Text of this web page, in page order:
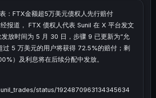
表：FTX金额超5万美元债权人先行赔付
报道， FTX 债权人代表 Sunil 在 X 平台发文
放时间为 5 月 30 日，步骤 9 已更新为“允
过 5 万美元的用户将获得 72.5%的赔付；剩
）及利息将在后续分配中发放。
status/1924870963134345634